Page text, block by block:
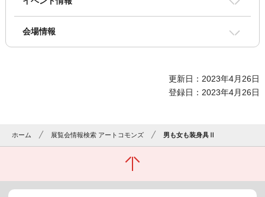
会場情報
更新日：2023年4月26日
登録日：2023年4月26日
ホーム 展覧会情報検索 アートコモンズ 男も女も装身具Ⅱ